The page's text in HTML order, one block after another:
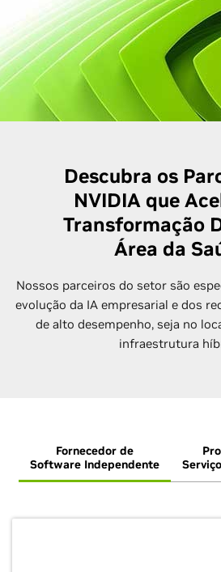
Descubra os
NVIDIA que
Transformação
Área da
Nossos parceiros do setor são
evolução da IA empresarial e dos
de alto desempenho, seja no
infraestrutura
Fornecedor de
Software Independente